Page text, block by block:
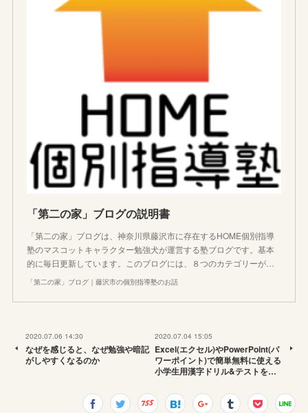
「第二の家」ブログの説明書
「第二の家」ブログは、神奈川県藤沢市に存在するHOME個別指導
塾のマスコットキャラクター勉強犬が運営する塾ブログです。基本
的に毎日更新しています。このブログには、８つのカテゴリーが…
「第二の家」ブログ｜藤沢市の個別指導塾のお話
2020.07.06 14:30
なぜを感じると、なぜ勉強や暗記
がしやすくなるのか
2020.07.04 15:05
Excel(エクセル)やPowerPoint(パ
ワーポイント)で簡単無料に使える
小学生用漢字ドリル&テストを…